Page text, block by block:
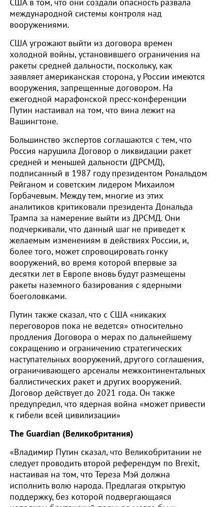
США в том, что они создали опасность развала
международной системы контроля над
вооружениями.
США угрожают выйти из договора времен
холодной войны, установившего ограничения на
ракеты средней дальности, поскольку, как
заявляет американская сторона, у России имеются
вооружения, запрещенные договором. На
ежегодной марафонской пресс-конференции
Путин настаивал на том, что вина лежит на
Вашингтоне.
Большинство экспертов соглашаются с тем, что
Россия нарушила Договор о ликвидации ракет
средней и меньшей дальности (ДРСМД),
подписанный в 1987 году президентом Рональдом
Рейганом и советским лидером Михаилом
Горбачевым. Между тем, многие из этих
аналитиков критиковали президента Дональда
Трампа за намерение выйти из ДРСМД. Они
подчеркивали, что данный шаг не приведет к
желаемым изменениям в действиях России, и,
более того, может спровоцировать гонку
вооружений, во время которой впервые за
десятки лет в Европе вновь будут размещены
ракеты наземного базирования с ядерными
боеголовками.
Путин также сказал, что с США «никаких
переговоров пока не ведется» относительно
продления Договора о мерах по дальнейшему
сокращению и ограничению стратегических
наступательных вооружений, другого соглашения,
ограничивающего арсеналы межконтинентальных
баллистических ракет и других вооружений.
Договор действует до 2021 года. Он также
предупредил, что ядерная война «может привести
к гибели всей цивилизации»
The Guardian (Великобритания)
«Владимир Путин сказал, что Великобритании не
следует проводить второй референдум по Brexit,
настаивая на том, что Тереза Мэй должна
исполнить волю народа. Предлагая открытую
поддержку, без которой подвергающаяся